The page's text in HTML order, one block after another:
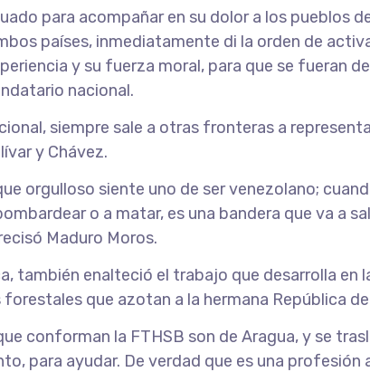
para acompañar en su dolor a los pueblos
países, inmediatamente di la orden de
y su fuerza moral, para que se fueran
nacional.
siempre sale a otras fronteras a
y Chávez.
orgulloso siente uno de ser venezolano;
o a matar, es una bandera que va a
Maduro Moros.
también enalteció el trabajo que desarrolla
que azotan a la hermana República de
conforman la FTHSB son de Aragua, y se
para ayudar. De verdad que es una